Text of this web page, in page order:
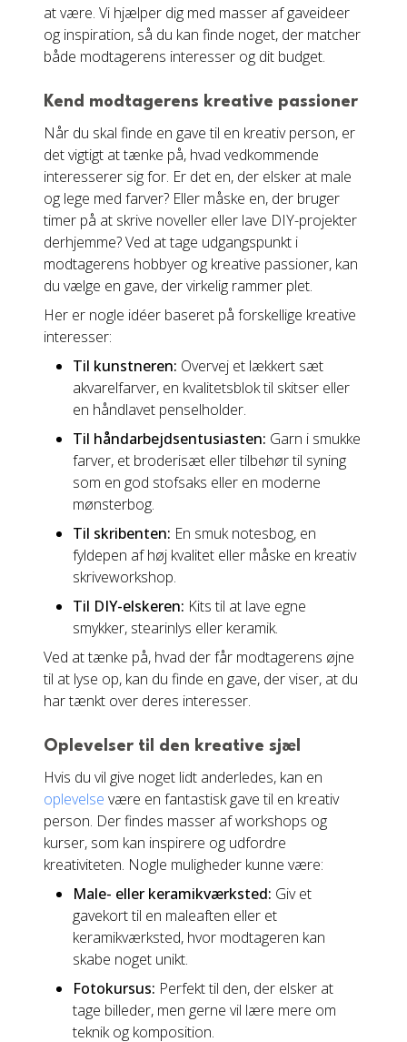
at være. Vi hjælper dig med masser af gaveideer
og inspiration, så du kan finde noget, der matcher
både modtagerens interesser og dit budget.
Kend modtagerens kreative passioner
Når du skal finde en gave til en kreativ person, er
det vigtigt at tænke på, hvad vedkommende
interesserer sig for. Er det en, der elsker at male
og lege med farver? Eller måske en, der bruger
timer på at skrive noveller eller lave DIY-projekter
derhjemme? Ved at tage udgangspunkt i
modtagerens hobbyer og kreative passioner, kan
du vælge en gave, der virkelig rammer plet.
Her er nogle idéer baseret på forskellige kreative
interesser:
Til kunstneren: Overvej et lækkert sæt
akvarelfarver, en kvalitetsblok til skitser eller
en håndlavet penselholder.
Til håndarbejdsentusiasten: Garn i smukke
farver, et broderisæt eller tilbehør til syning
som en god stofsaks eller en moderne
mønsterbog.
Til skribenten: En smuk notesbog, en
fyldepen af høj kvalitet eller måske en kreativ
skriveworkshop.
Til DIY-elskeren: Kits til at lave egne
smykker, stearinlys eller keramik.
Ved at tænke på, hvad der får modtagerens øjne
til at lyse op, kan du finde en gave, der viser, at du
har tænkt over deres interesser.
Oplevelser til den kreative sjæl
Hvis du vil give noget lidt anderledes, kan en
oplevelse være en fantastisk gave til en kreativ
person. Der findes masser af workshops og
kurser, som kan inspirere og udfordre
kreativiteten. Nogle muligheder kunne være:
Male- eller keramikværksted: Giv et
gavekort til en maleaften eller et
keramikværksted, hvor modtageren kan
skabe noget unikt.
Fotokursus: Perfekt til den, der elsker at
tage billeder, men gerne vil lære mere om
teknik og komposition.